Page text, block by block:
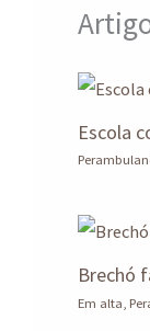
Escola
Brechó
Em alta